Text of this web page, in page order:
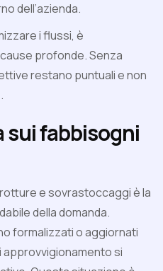
dell’azienda.
i flussi, è
profonde. Senza
restano puntuali e non
sui fabbisogni
e sovrastoccaggi è la
della domanda.
formalizzati o aggiornati
si